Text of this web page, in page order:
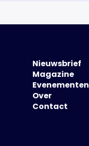
Nieuwsbrief
Magazine
Evenementen
Over
Contact